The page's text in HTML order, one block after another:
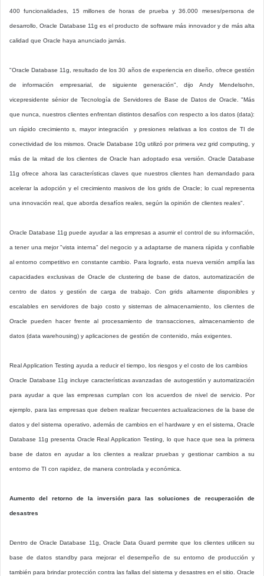
400 funcionalidades, 15 millones de horas de prueba y 36.000 meses/persona de
desarrollo, Oracle Database 11g es el producto de software más innovador y de más alta
calidad que Oracle haya anunciado jamás.
"Oracle Database 11g, resultado de los 30 años de experiencia en diseño, ofrece gestión
de información empresarial, de siguiente generación", dijo Andy Mendelsohn,
vicepresidente sénior de Tecnología de Servidores de Base de Datos de Oracle. "Más
que nunca, nuestros clientes enfrentan distintos desafíos con respecto a los datos (data):
un rápido crecimiento s, mayor integración y presiones relativas a los costos de TI de
conectividad de los mismos. Oracle Database 10g utilizó por primera vez grid computing, y
más de la mitad de los clientes de Oracle han adoptado esa versión. Oracle Database
11g ofrece ahora las características claves que nuestros clientes han demandado para
acelerar la adopción y el crecimiento masivos de los grids de Oracle; lo cual representa
una innovación real, que aborda desafíos reales, según la opinión de clientes reales".
Oracle Database 11g puede ayudar a las empresas a asumir el control de su información,
a tener una mejor "vista interna" del negocio y a adaptarse de manera rápida y confiable
al entorno competitivo en constante cambio. Para lograrlo, esta nueva versión amplía las
capacidades exclusivas de Oracle de clustering de base de datos, automatización de
centro de datos y gestión de carga de trabajo. Con grids altamente disponibles y
escalables en servidores de bajo costo y sistemas de almacenamiento, los clientes de
Oracle pueden hacer frente al procesamiento de transacciones, almacenamiento de
datos (data warehousing) y aplicaciones de gestión de contenido, más exigentes.
Real Application Testing ayuda a reducir el tiempo, los riesgos y el costo de los cambios
Oracle Database 11g incluye características avanzadas de autogestión y automatización
para ayudar a que las empresas cumplan con los acuerdos de nivel de servicio. Por
ejemplo, para las empresas que deben realizar frecuentes actualizaciones de la base de
datos y del sistema operativo, además de cambios en el hardware y en el sistema, Oracle
Database 11g presenta Oracle Real Application Testing, lo que hace que sea la primera
base de datos en ayudar a los clientes a realizar pruebas y gestionar cambios a su
entorno de TI con rapidez, de manera controlada y económica.
Aumento del retorno de la inversión para las soluciones de recuperación de
desastres
Dentro de Oracle Database 11g, Oracle Data Guard permite que los clientes utilicen su
base de datos standby para mejorar el desempeño de su entorno de producción y
también para brindar protección contra las fallas del sistema y desastres en el sitio. Oracle